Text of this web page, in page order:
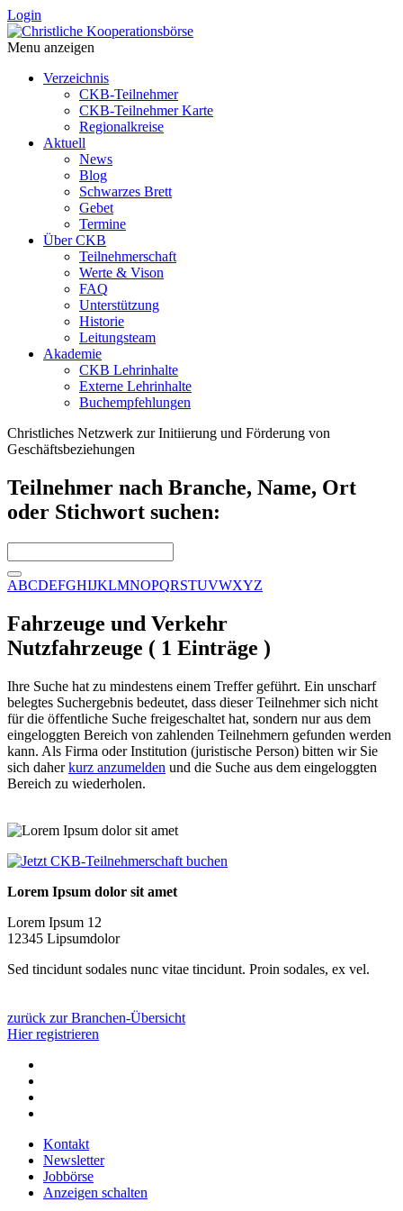
Login
Menu anzeigen
Verzeichnis
CKB-Teilnehmer
CKB-Teilnehmer Karte
Regionalkreise
Aktuell
News
Blog
Schwarzes Brett
Gebet
Termine
Über CKB
Teilnehmerschaft
Werte & Vison
FAQ
Unterstützung
Historie
Leitungsteam
Akademie
CKB Lehrinhalte
Externe Lehrinhalte
Buchempfehlungen
Christliches Netzwerk zur Initiierung und Förderung von
Geschäftsbeziehungen
Teilnehmer nach Branche, Name, Ort
oder Stichwort suchen:
ABCDEFGHIJKLMNOPQRSTUVWXYZ
Fahrzeuge und Verkehr
Nutzfahrzeuge ( 1 Einträge )
Ihre Suche hat zu mindestens einem Treffer geführt. Ein unscharf
belegtes Suchergebnis bedeutet, dass dieser Teilnehmer sich nicht
für die öffentliche Suche freigeschaltet hat, sondern nur aus dem
eingeloggten Bereich von zahlenden Teilnehmern gefunden werden
kann. Als Firma oder Institution (juristische Person) bitten wir Sie
sich daherkurz anzumelden und die Suche aus dem eingeloggten
Bereich zu wiederholen.
Lorem Ipsum dolor sit amet
Lorem Ipsum 12
12345 Lipsumdolor
Sed tincidunt sodales nunc vitae tincidunt. Proin sodales, ex vel.
zurück zur Branchen-Übersicht
Hier registrieren
Kontakt
Newsletter
Jobbörse
Anzeigen schalten